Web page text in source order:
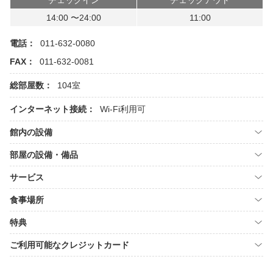
14:00 〜24:00
11:00
電話：
011-632-0080
FAX：
011-632-0081
総部屋数： 104室
インターネット接続： Wi-Fi利用可
館内の設備
部屋の設備・備品
サービス
食事場所
特典
ご利用可能なクレジットカード